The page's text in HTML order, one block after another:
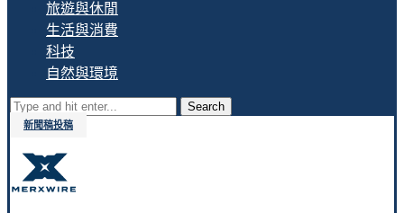
旅遊與休閒
生活與消費
科技
自然與環境
Search
新聞稿投稿